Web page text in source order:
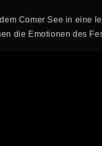
Comer See in eine
die Emotionen des